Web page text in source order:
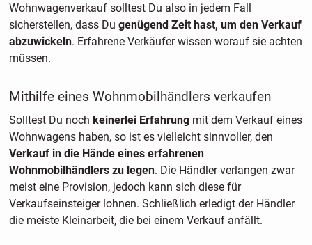
Wohnwagenverkauf solltest Du also in jedem Fall
sicherstellen, dass Du genügend Zeit hast, um den Verkauf
abzuwickeln. Erfahrene Verkäufer wissen worauf sie achten
müssen.
Mithilfe eines Wohnmobilhändlers verkaufen
Solltest Du noch keinerlei Erfahrungmit dem Verkauf eines
Wohnwagens haben, so ist es vielleicht sinnvoller, den
Verkauf in die Hände eines erfahrenen
Wohnmobilhändlers zu legen. Die Händler verlangen zwar
meist eine Provision, jedoch kann sich diese für
Verkaufseinsteiger lohnen. Schließlich erledigt der Händler
die meiste Kleinarbeit, die bei einem Verkauf anfällt.